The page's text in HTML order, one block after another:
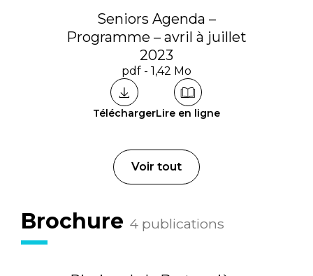
Seniors Agenda –
Programme – avril à juillet
2023
pdf - 1,42 Mo
TéléchargerLire en ligne
Voir tout
Brochure 4 publications